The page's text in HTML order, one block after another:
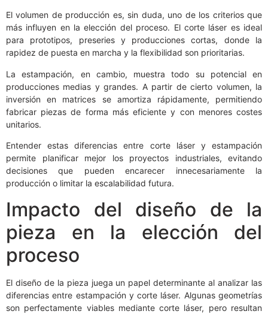
El volumen de producción es, sin duda, uno de los criterios que
más influyen en la elección del proceso. El corte láser es ideal
para prototipos, preseries y producciones cortas, donde la
rapidez de puesta en marcha y la flexibilidad son prioritarias.
La estampación, en cambio, muestra todo su potencial en
producciones medias y grandes. A partir de cierto volumen, la
inversión en matrices se amortiza rápidamente, permitiendo
fabricar piezas de forma más eficiente y con menores costes
unitarios.
Entender estas diferencias entre corte láser y estampación
permite planificar mejor los proyectos industriales, evitando
decisiones que pueden encarecer innecesariamente la
producción o limitar la escalabilidad futura.
Impacto del diseño de la
pieza en la elección del
proceso
El diseño de la pieza juega un papel determinante al analizar las
diferencias entre estampación y corte láser. Algunas geometrías
son perfectamente viables mediante corte láser, pero resultan